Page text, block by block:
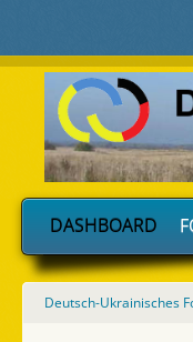
DASHBOARD
Deutsch-Ukrainisches